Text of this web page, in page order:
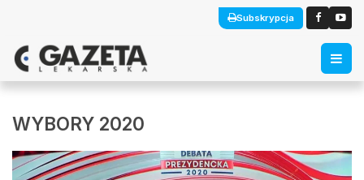
Subskrypcja
WYBORY 2020